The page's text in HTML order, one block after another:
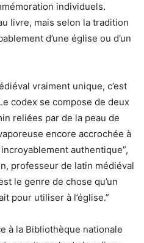
individuels.
livre, mais selon la tradition
d’une église ou d’un
vraiment unique, c’est
codex se compose de deux
reliées par de la peau de
encore accrochée à
authentique”,
professeur de latin médiéval
le genre de chose qu’un
pour utiliser à l’église.”
à la Bibliothèque nationale